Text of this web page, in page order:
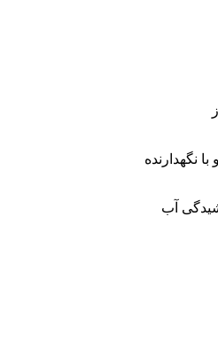
نگهدارنده
آب